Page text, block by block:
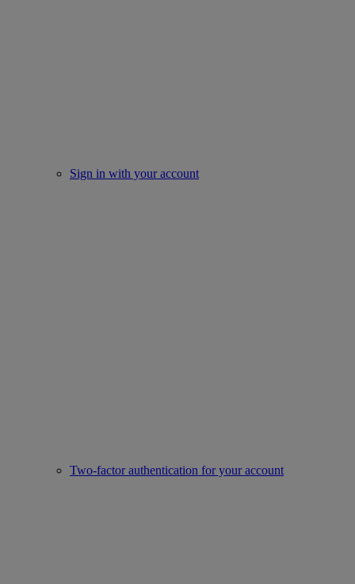
Sign in with your account
Two-factor authentication for your account